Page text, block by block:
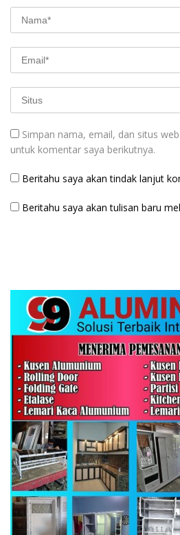
Simpan nama, email, dan situs
untuk komentar saya berikutnya.
Beritahu saya akan tindak lanjut
Beritahu saya akan tulisan baru